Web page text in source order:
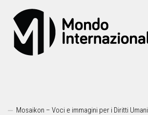
Mosaikon – Voci e immagini per i Diritti Umani